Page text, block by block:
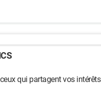
qui partagent vos intérêts